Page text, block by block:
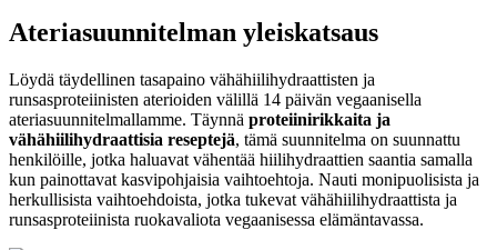
Ateriasuunnitelman yleiskatsaus
Löydä täydellinen tasapaino vähähiilihydraattisten ja
runsasproteiinisten aterioiden välillä 14 päivän vegaanisella
ateriasuunnitelmallamme. Täynnä proteiinirikkaita ja
vähähiilihydraattisia reseptejä, tämä suunnitelma on suunnattu
henkilöille, jotka haluavat vähentää hiilihydraattien saantia samalla
kun painottavat kasvipohjaisia vaihtoehtoja. Nauti monipuolisista ja
herkullisista vaihtoehdoista, jotka tukevat vähähiilihydraattista ja
runsasproteiinista ruokavaliota vegaanisessa elämäntavassa.